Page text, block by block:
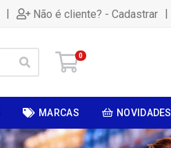
| Não é cliente? - Cadastrar |
0
MARCAS NOVIDADES